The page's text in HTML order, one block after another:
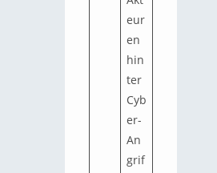
eur
en
hin
ter
Cyb
er-
An
grif